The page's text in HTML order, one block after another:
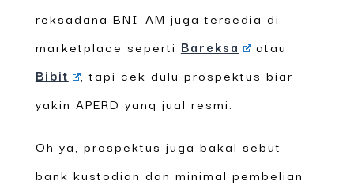
reksadana BNI-AM juga tersedia di
marketplace seperti Bareksa
atau
Bibit
, tapi cek dulu prospektus biar
yakin APERD yang jual resmi.
Oh ya, prospektus juga bakal sebut
bank kustodian dan minimal pembelian